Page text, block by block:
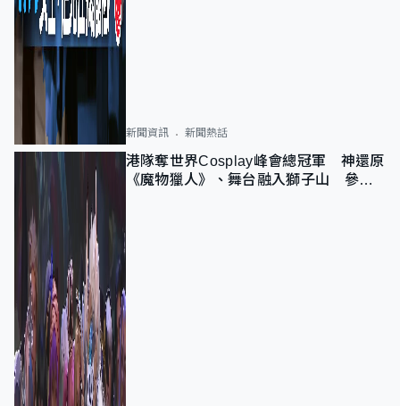
新聞資訊 新聞熱話
港隊奪世界Cosplay峰會總冠軍 神還原
《魔物獵人》、舞台融入獅子山 參賽